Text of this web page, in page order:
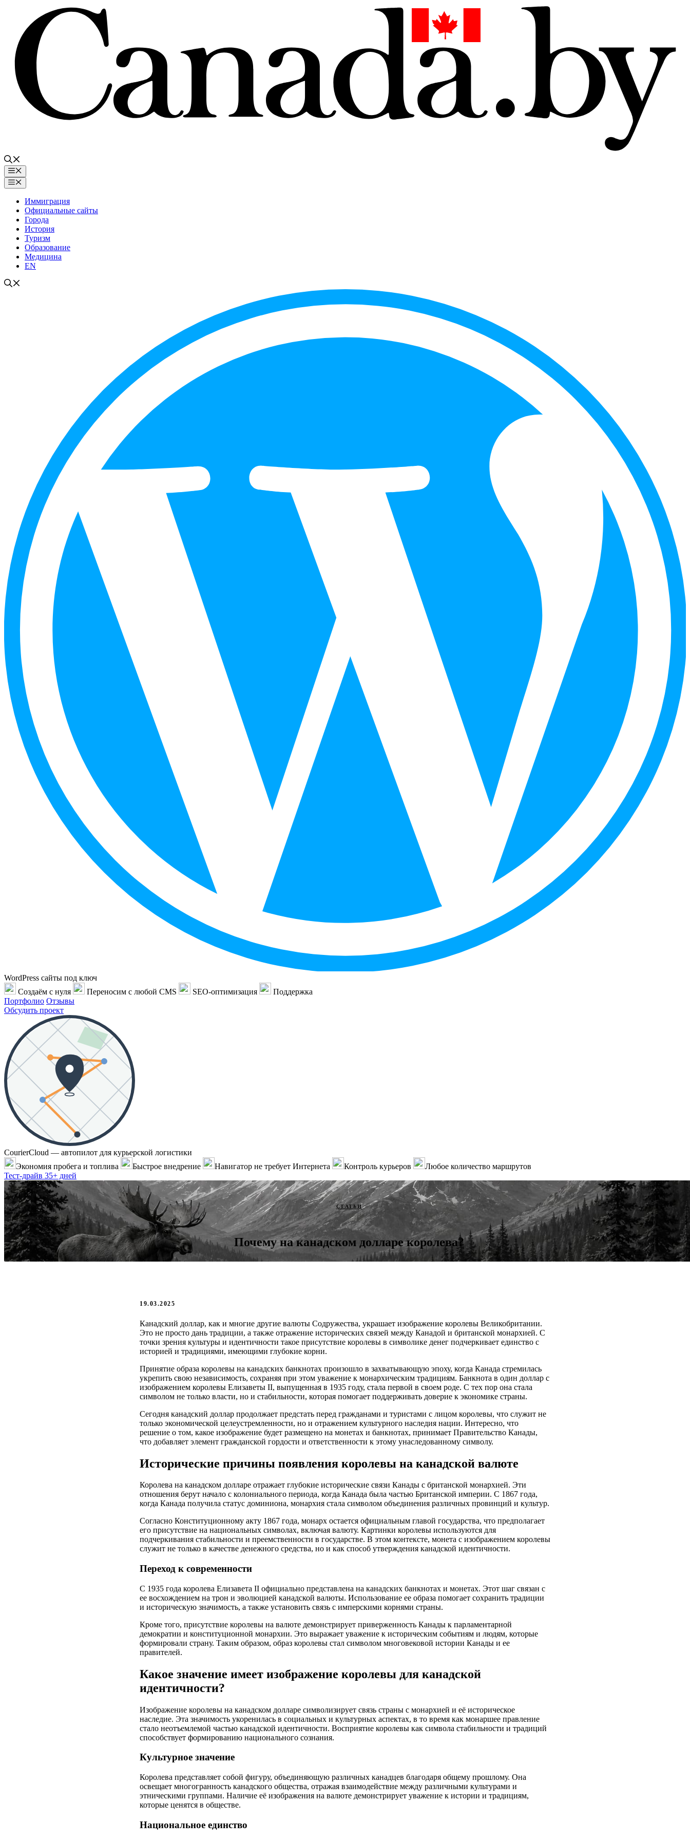
содержимому
Меню
Меню
Иммиграция
Официальные сайты
Города
История
Туризм
Образование
Медицина
EN
WordPress сайты под ключ
Создаём с нуля
Переносим с любой CMS SEO-оптимизация
Поддержка
Портфолио Отзывы
Обсудить проект
CourierCloud — автопилот для курьерской логистики
Экономия пробега и топлива
Быстрое внедрение Навигатор не требует Интернета Контроль курьеров
Любое количество маршрутов
Тест-драйв 35+ дней
СТАТЬИ
Почему на канадском долларе королева?
19.03.2025
Канадский доллар, как и многие другие валюты Содружества, украшает изображение королевы Великобритании.
Это не просто дань традиции, а также отражение исторических связей между Канадой и британской монархией. С
точки зрения культуры и идентичности такое присутствие королевы в символике денег подчеркивает единство с
историей и традициями, имеющими глубокие корни.
Принятие образа королевы на канадских банкнотах произошло в захватывающую эпоху, когда Канада стремилась
укрепить свою независимость, сохраняя при этом уважение к монархическим традициям. Банкнота в один доллар с
изображением королевы Елизаветы II, выпущенная в 1935 году, стала первой в своем роде. С тех пор она стала
символом не только власти, но и стабильности, которая помогает поддерживать доверие к экономике страны.
Сегодня канадский доллар продолжает предстать перед гражданами и туристами с лицом королевы, что служит не
только экономической целеустремленности, но и отражением культурного наследия нации. Интересно, что
решение о том, какое изображение будет размещено на монетах и банкнотах, принимает Правительство Канады,
что добавляет элемент гражданской гордости и ответственности к этому унаследованному символу.
Исторические причины появления королевы на канадской валюте
Королева на канадском долларе отражает глубокие исторические связи Канады с британской монархией. Эти
отношения берут начало с колониального периода, когда Канада была частью Британской империи. С 1867 года,
когда Канада получила статус доминиона, монархия стала символом объединения различных провинций и культур.
Согласно Конституционному акту 1867 года, монарх остается официальным главой государства, что предполагает
его присутствие на национальных символах, включая валюту. Картинки королевы используются для
подчеркивания стабильности и преемственности в государстве. В этом контексте, монета с изображением королевы
служит не только в качестве денежного средства, но и как способ утверждения канадской идентичности.
Переход к современности
С 1935 года королева Елизавета II официально представлена на канадских банкнотах и монетах. Этот шаг связан с
ее восхождением на трон и эволюцией канадской валюты. Использование ее образа помогает сохранить традиции
и историческую значимость, а также установить связь с имперскими корнями страны.
Кроме того, присутствие королевы на валюте демонстрирует приверженность Канады к парламентарной
демократии и конституционной монархии. Это выражает уважение к историческим событиям и людям, которые
формировали страну. Таким образом, образ королевы стал символом многовековой истории Канады и ее
правителей.
Какое значение имеет изображение королевы для канадской
идентичности?
Изображение королевы на канадском долларе символизирует связь страны с монархией и её историческое
наследие. Эта значимость укоренилась в социальных и культурных аспектах, в то время как монаршее правление
стало неотъемлемой частью канадской идентичности. Восприятие королевы как символа стабильности и традиций
способствует формированию национального сознания.
Культурное значение
Королева представляет собой фигуру, объединяющую различных канадцев благодаря общему прошлому. Она
освещает многогранность канадского общества, отражая взаимодействие между различными культурами и
этническими группами. Наличие её изображения на валюте демонстрирует уважение к истории и традициям,
которые ценятся в обществе.
Национальное единство